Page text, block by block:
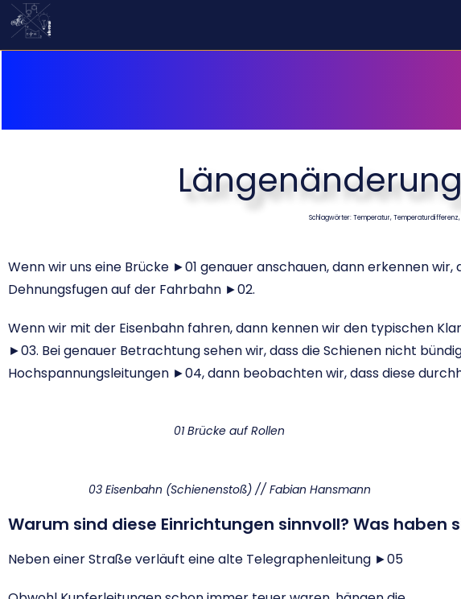
Schlagwörter: Temperatur, Temperaturdifferenz,
Wenn wir uns eine Brücke ►01 genauer anschauen, dann erkennen
Dehnungsfugen auf der Fahrbahn ►02.
Wenn wir mit der Eisenbahn fahren, dann kennen wir den typischen
►03. Bei genauer Betrachtung sehen wir, dass die Schienen nicht
Hochspannungsleitungen ►04, dann beobachten wir, dass diese
01 Brücke auf Rollen
03 Eisenbahn (Schienenstoß) // Fabian Hansmann
Warum sind diese Einrichtungen sinnvoll? Was haben
Neben einer Straße verläuft eine alte Telegraphenleitung ►05